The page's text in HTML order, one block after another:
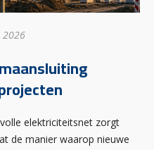
elektriciteitsnet zorgt
de manier waarop nieuwe